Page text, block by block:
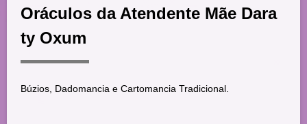
Oráculos da Atendente Mãe Dara
ty Oxum
Búzios, Dadomancia e Cartomancia Tradicional.